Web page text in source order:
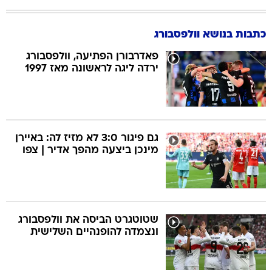
כתבות בנושא וולפסבורג
פאדרבורן הפתיעה, וולפסבורג
ירדה ליגה לראשונה מאז 1997
גם פיגור 3:0 לא מזיז לה: באיירן
מינכן ביצעה מהפך אדיר | צפו
שטוטגרט הביסה את וולפסבורג
ונצמדה להופנהיים השלישית